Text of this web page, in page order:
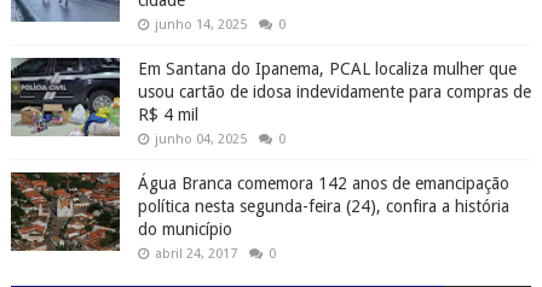
DELMIRO
DENUNCIA
DEPUTADOESTADUAL (7)
DINHEIRO
DR.RAFAEL